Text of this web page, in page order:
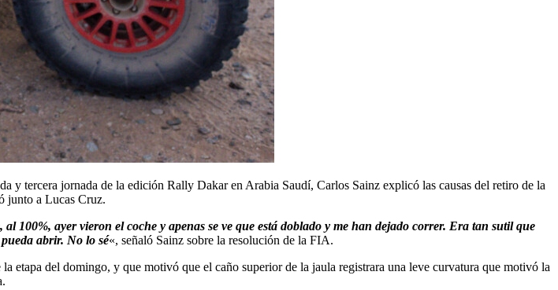
y tercera jornada de la edición Rally Dakar en Arabia Saudí, Carlos Sainz explicó las causas del retiro de la
junto a Lucas Cruz.
100%, ayer vieron el coche y apenas se ve que está doblado y me han dejado correr. Era tan sutil que
abrir. No lo sé«, señaló Sainz sobre la resolución de la FIA.
etapa del domingo, y que motivó que el caño superior de la jaula registrara una leve curvatura que motivó la